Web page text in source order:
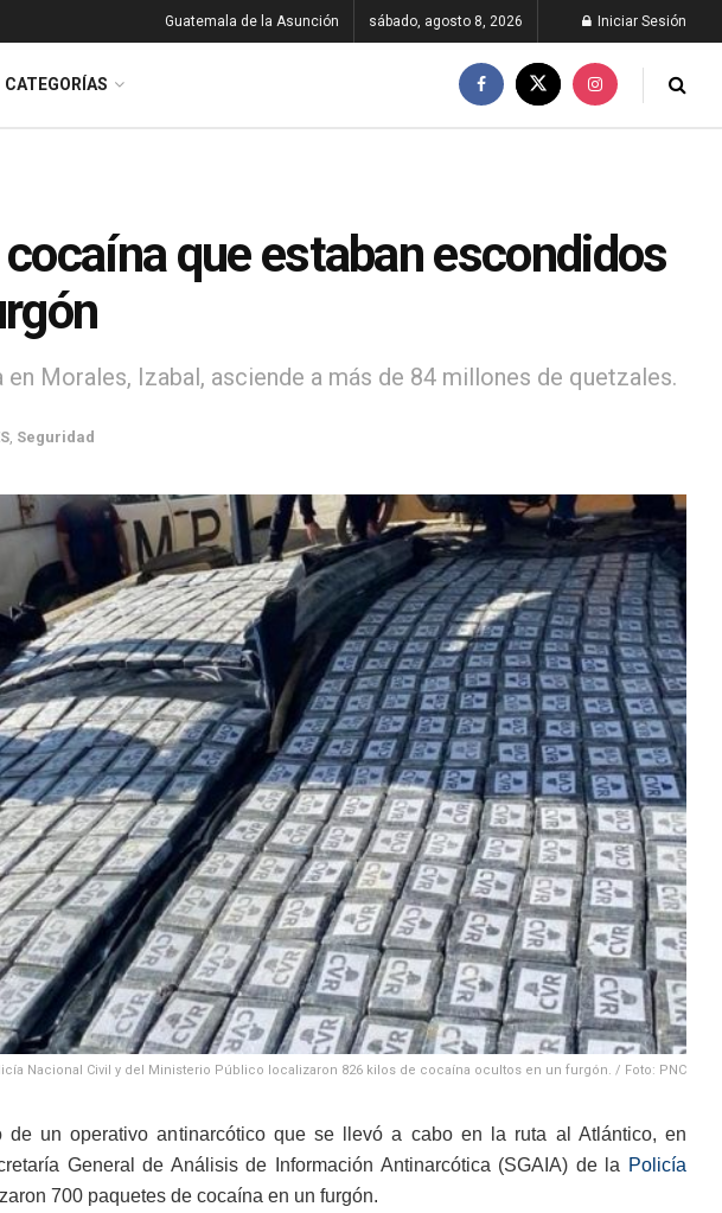
Guatemala de la Asunción sábado, agosto 8, 2026 Iniciar Sesión
CATEGORÍAS
que estaban escondidos
Morales, Izabal, asciende a más de 84 millones de quetzales.
Seguridad
Nacional Civil y del Ministerio Público localizaron 826 kilos de cocaína ocultos en un furgón. / Foto: PNC
un operativo antinarcótico que se llevó a cabo en la ruta al Atlántico, en
General de Análisis de Información Antinarcótica (SGAIA) de la Policía
700 paquetes de cocaína en un furgón.